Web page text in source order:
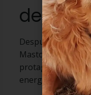
Después de
Mastorrencito, tu
protagonistas.
energías para